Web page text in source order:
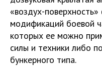
«воздух-
модификаций боевой
которых ее можно
силы и техники либо
бункерного типа.